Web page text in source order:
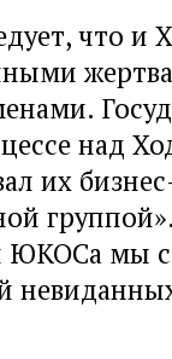
что и
над
их
ЮКОСа мы